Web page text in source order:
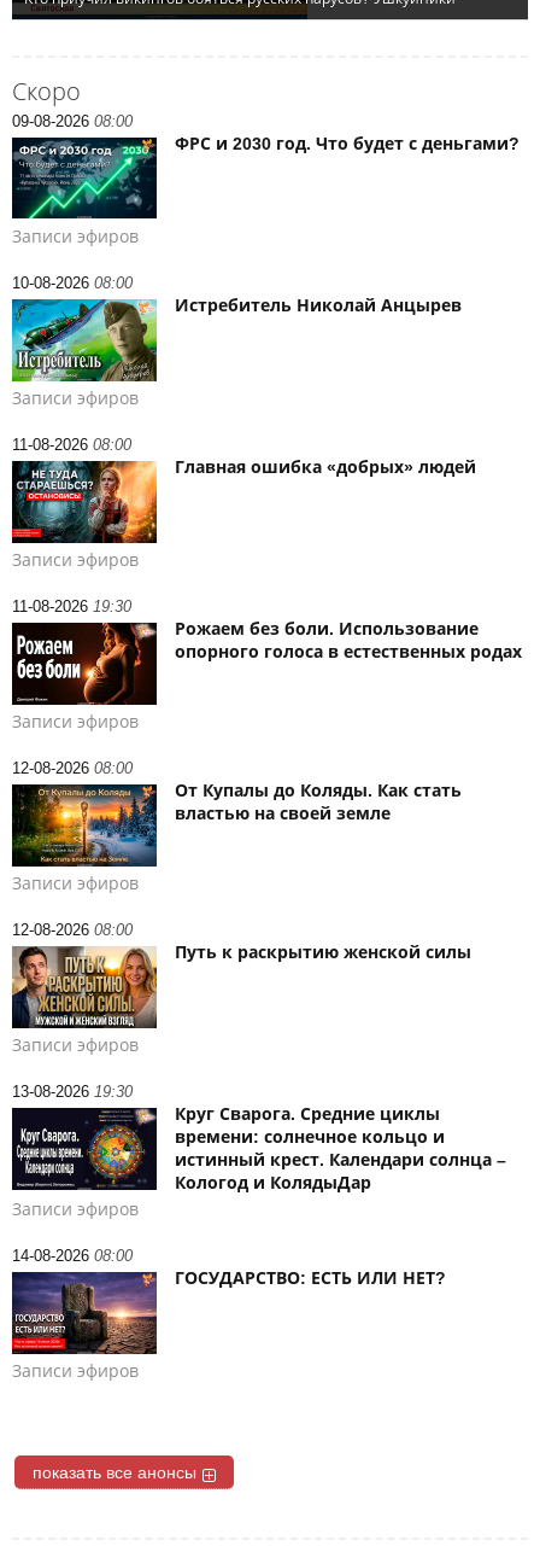
Скоро
09-08-2026 08:00
ФРС и 2030 год. Что будет с деньгами?
Записи эфиров
10-08-2026 08:00
Истребитель Николай Анцырев
Записи эфиров
11-08-2026 08:00
Главная ошибка «добрых» людей
Записи эфиров
11-08-2026 19:30
Рожаем без боли. Использование
опорного голоса в естественных родах
Записи эфиров
12-08-2026 08:00
От Купалы до Коляды. Как стать
властью на своей земле
Записи эфиров
12-08-2026 08:00
Путь к раскрытию женской силы
Записи эфиров
13-08-2026 19:30
Круг Сварога. Средние циклы
времени: солнечное кольцо и
истинный крест. Календари солнца –
Кологод и КолядыДар
Записи эфиров
14-08-2026 08:00
ГОСУДАРСТВО: ЕСТЬ ИЛИ НЕТ?
Записи эфиров
показать все анонсы